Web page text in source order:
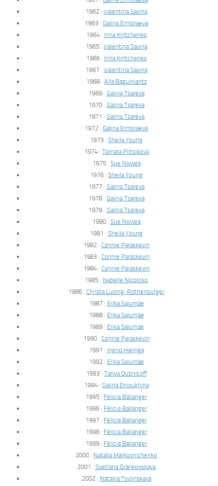
1962 : Valentina Savina
1963 : Galina Ermolaeva
1964 : Irina Kiritchenko
1965 : Valentina Savina
1966 : Irina Kiritchenko
1967 : Valentina Savina
1968 : Alla Baguiniantz
1969 : Galina Tsareva
1970 : Galina Tsareva
1971 : Galina Tsareva
1972 : Galina Ermolaeva
1973 : Sheila Young
1974 : Tamara Piltsikova
1975 : Sue Novara
1976 : Sheila Young
1977 : Galina Tsareva
1978 : Galina Tsareva
1979 : Galina Tsareva
1980 : Sue Novara
1981 : Sheila Young
1982 : Connie Paraskevin
1983 : Connie Paraskevin
1984 : Connie Paraskevin
1985 : Isabelle Nicoloso
1986 : Christa Luding-Rothenburger
1987 : Erika Salumäe
1988 : Erika Salumäe
1989 : Erika Salumäe
1990 : Connie Paraskevin
1991 : Ingrid Haringa
1992 : Erika Salumäe
1993 : Tanya Dubnicoff
1994 : Galina Enioukhina
1995 : Félicia Ballanger
1996 : Félicia Ballanger
1997 : Félicia Ballanger
1998 : Félicia Ballanger
1999 : Félicia Ballanger
2000 : Natalia Markovnichenko
2001 : Svetlana Grankovskaya
2002 : Natallia Tsylinskaya